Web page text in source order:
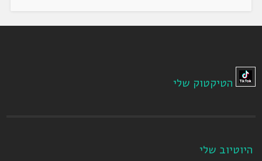
הטיקטוק שלי
היוטיוב שלי